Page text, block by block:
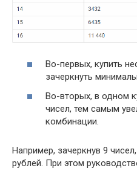
Во-первых, купить
зачеркнуть
Во-вторых, в одном
чисел, тем самым
комбинации.
Например, зачеркнув 9
рублей. При этом